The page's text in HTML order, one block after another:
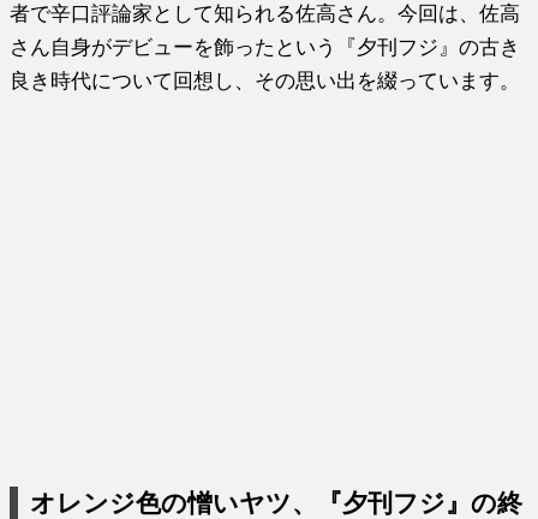
者で辛口評論家として知られる佐高さん。今回は、佐高
さん自身がデビューを飾ったという『夕刊フジ』の古き
良き時代について回想し、その思い出を綴っています。
オレンジ色の憎いヤツ、『夕刊フジ』の終